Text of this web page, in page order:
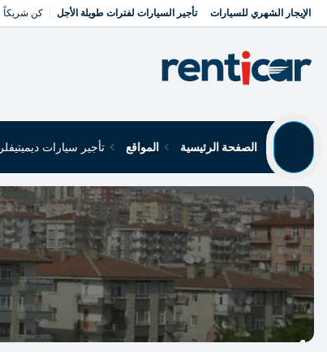
الإيجار الشهري للسيارات تأجير السيارات لفترات طويلة الأجل كن شريكاً
الصفحة الرئيسية
المواقع تأجير سيارات ديميتيفلر